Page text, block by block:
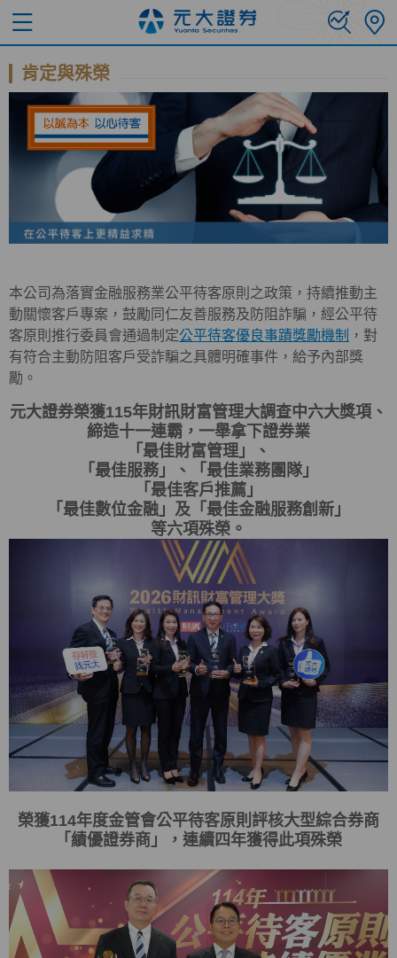
肯定與殊榮
本公司為落實金融服務業公平待客原則之政策，持續推動主
動關懷客戶專案，鼓勵同仁友善服務及防阻詐騙，經公平待
客原則推行委員會通過制定公平待客優良事蹟獎勵機制 ，對
有符合主動防阻客戶受詐騙之具體明確事件，給予內部獎
勵。
元大證券榮獲115年財訊財富管理大調查中六大獎項、
締造十一連霸，一舉拿下證券業
「最佳財富管理」、
「最佳服務」、「最佳業務團隊」
「最佳客戶推薦」
「最佳數位金融」及「最佳金融服務創新」
等六項殊榮。
榮獲114年度金管會公平待客原則評核大型綜合券商
「 績優證券商 」，連續四年獲得此項殊榮